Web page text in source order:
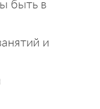
быть в
и